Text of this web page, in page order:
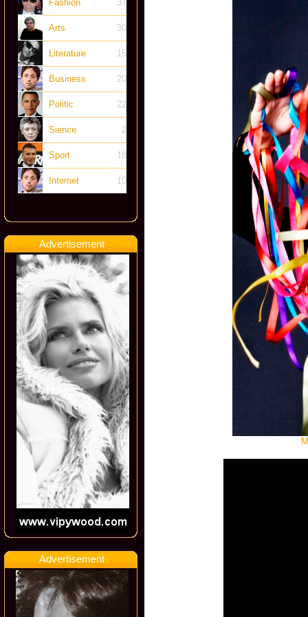
Fashion 37
Arts 30
Literature 15
Business 20
Politic 22
Sience 2
Sport 18
Internet 10
Advertisement
Advertisement